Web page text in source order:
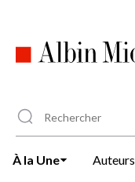
principal
À la Une Auteurs